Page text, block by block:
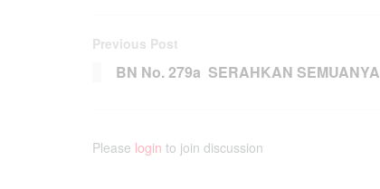
Previous Post
BN No. 279a SERAHKAN SEMUANYA
Please login to join discussion